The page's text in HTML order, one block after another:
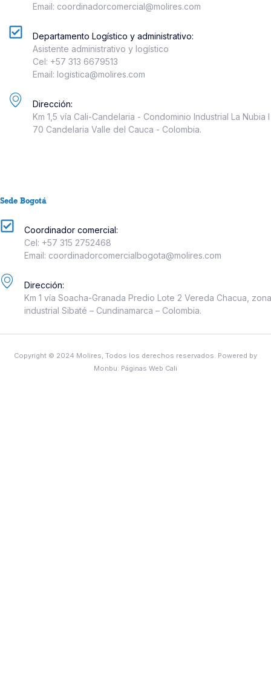
Email: coordinadorcomercial@molires.com
Departamento Logístico y administrativo:
Asistente administrativo y logístico
Cel: +57 313 6679513
Email: logistica@molires.com
Dirección:
Km 1,5 vía Cali-Candelaria - Condominio Industrial La Nubia
70 Candelaria Valle del Cauca - Colombia.
Sede Bogotá
Coordinador comercial:
Cel: +57 315 2752468
Email: coordinadorcomercialbogota@molires.com
Dirección:
Km 1 vía Soacha-Granada Predio Lote 2 Vereda Chacua, zona
industrial Sibaté – Cundinamarca – Colombia.
Copyright © 2024 Molires, Todos los derechos reservados. Powered by
Monbu: Páginas Web Cali